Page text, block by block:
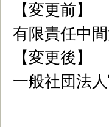
【変更前】
有限責任中
【変更後】
一般社団法